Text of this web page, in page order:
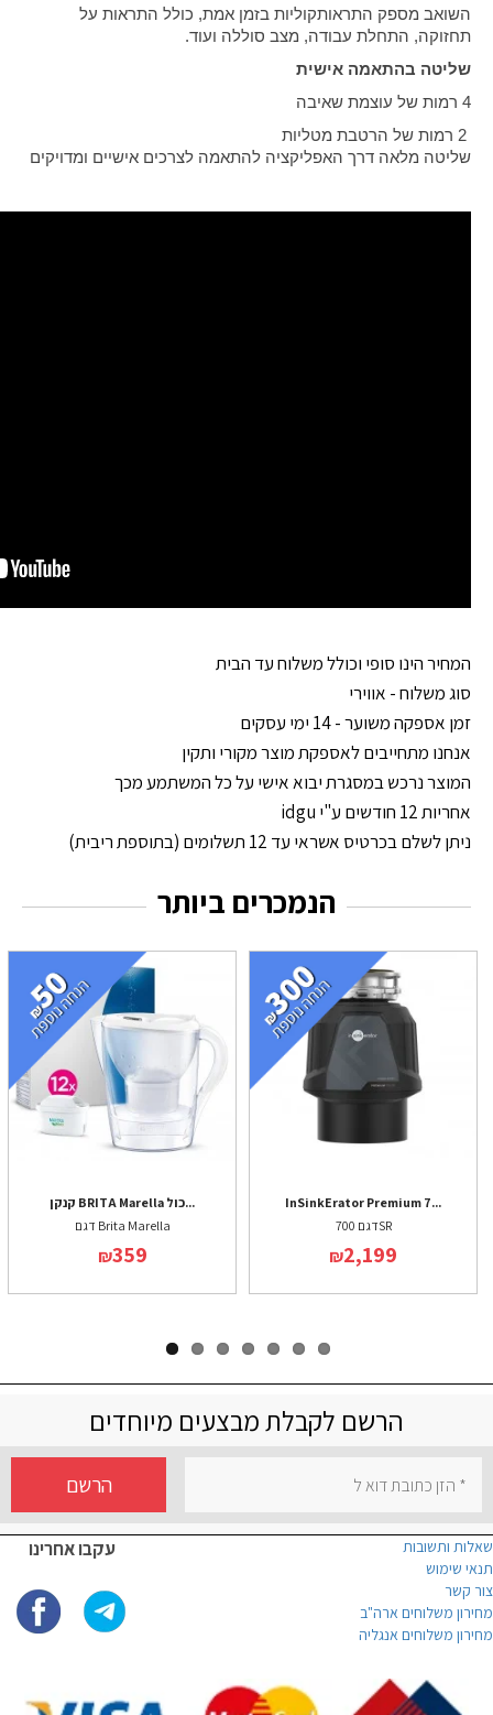
השואב מספק התראותקוליות בזמן אמת, כולל התראות על
תחזוקה, התחלת עבודה, מצב סוללה ועוד.
שליטה בהתאמה אישית
4 רמות של עוצמת שאיבה
2 רמות של הרטבת מטליות
שליטה מלאה דרך האפליקציה להתאמה לצרכים אישיים ומדויקים
המחיר הינו סופי וכולל משלוח עד הבית
סוג משלוח - אווירי
זמן אספקה משוער - 14 ימי עסקים
אנחנו מתחייבים לאספקת מוצר מקורי ותקין
המוצר נרכש במסגרת יבוא אישי על כל המשתמע מכך
אחריות 12 חודשים ע"י idgu
ניתן לשלם בכרטיס אשראי עד 12 תשלומים (בתוספת ריבית)
הנמכרים ביותר
קנקן BRITA Marella כול...
דגם Brita Marella
₪359
InSinkErator Premium 7...
דגם 700SR
₪2,199
הרשם לקבלת מבצעים מיוחדים
הרשם
עקבו אחרינו
שאלות ותשובות
תנאי שימוש
צור קשר
מחירון משלוחים ארה"ב
מחירון משלוחים אנגליה